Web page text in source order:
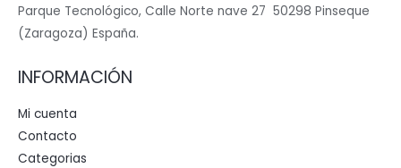
Parque Tecnológico, Calle Norte nave 27 50298 Pinseque
(Zaragoza) España.
INFORMACIÓN
Mi cuenta
Contacto
Categorias